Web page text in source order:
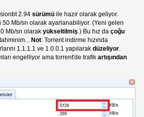
2.94 sürümü ile hazır olarak geliyor.
50 Mb/sn olarak ayarlanabiliyor. (Yeni gelen
Mb/sn olarak yükseltilmiş.) Bu hız da çoğu
Not: Torrent indirme hızında
1.1.1.1 ve 1.0.0.1 yapılarak düzeliyor.
engelliyor ama torrent'de trafik artışından